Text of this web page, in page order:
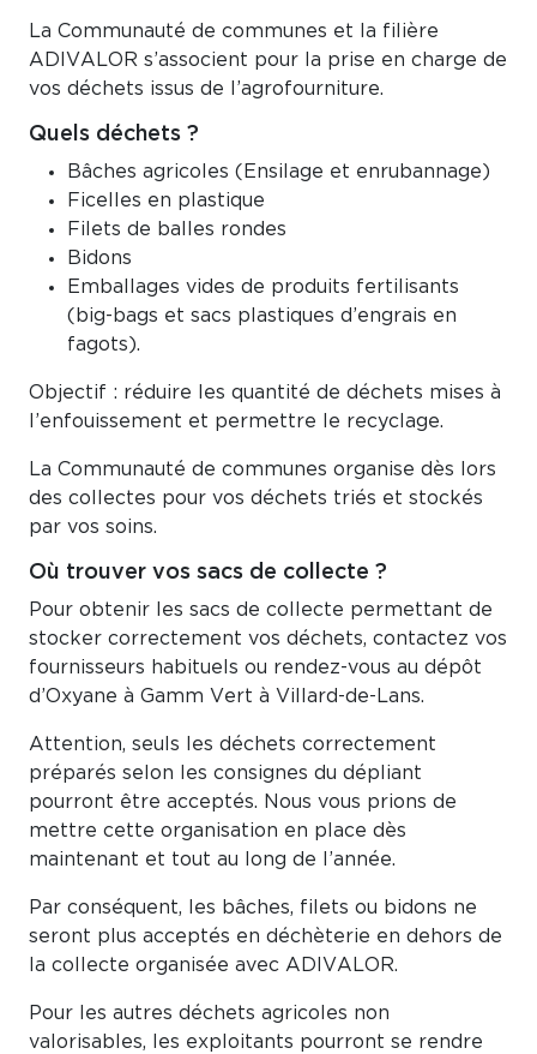
La Communauté de communes et la filière
ADIVALOR s’associent pour la prise en charge de
vos déchets issus de l’agrofourniture.
Quels déchets ?
Bâches agricoles (Ensilage et enrubannage)
Ficelles en plastique
Filets de balles rondes
Bidons
Emballages vides de produits fertilisants
(big-bags et sacs plastiques d’engrais en
fagots).
Objectif : réduire les quantité de déchets mises à
l’enfouissement et permettre le recyclage.
La Communauté de communes organise dès lors
des collectes pour vos déchets triés et stockés
par vos soins.
Où trouver vos sacs de collecte ?
Pour obtenir les sacs de collecte permettant de
stocker correctement vos déchets, contactez vos
fournisseurs habituels ou rendez-vous au dépôt
d’Oxyane à Gamm Vert à Villard-de-Lans.
Attention, seuls les déchets correctement
préparés selon les consignes du dépliant
pourront être acceptés. Nous vous prions de
mettre cette organisation en place dès
maintenant et tout au long de l’année.
Par conséquent, les bâches, filets ou bidons ne
seront plus acceptés en déchèterie en dehors de
la collecte organisée avec ADIVALOR.
Pour les autres déchets agricoles non
valorisables, les exploitants pourront se rendre